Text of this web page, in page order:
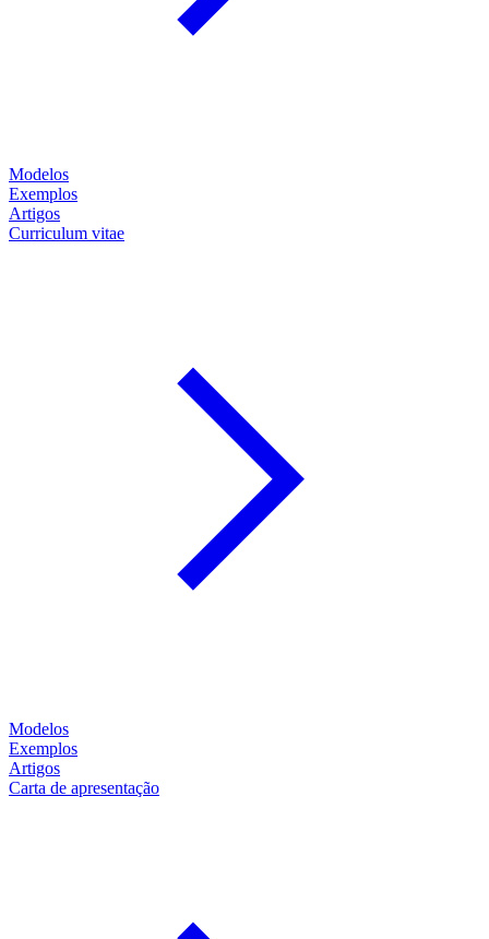
Modelos
Exemplos
Artigos
Curriculum vitae
Modelos
Exemplos
Artigos
Carta de apresentação